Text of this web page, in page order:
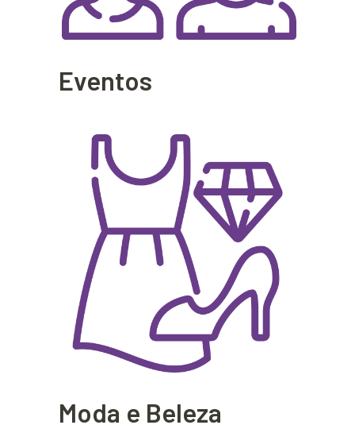
Eventos
Moda e Beleza